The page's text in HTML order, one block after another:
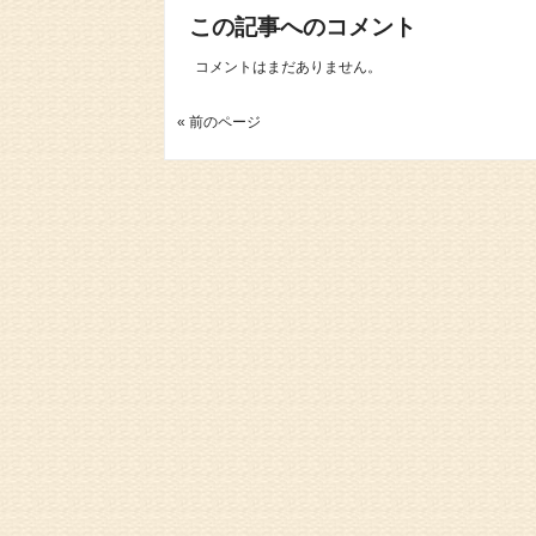
この記事へのコメント
コメントはまだありません。
« 前のページ